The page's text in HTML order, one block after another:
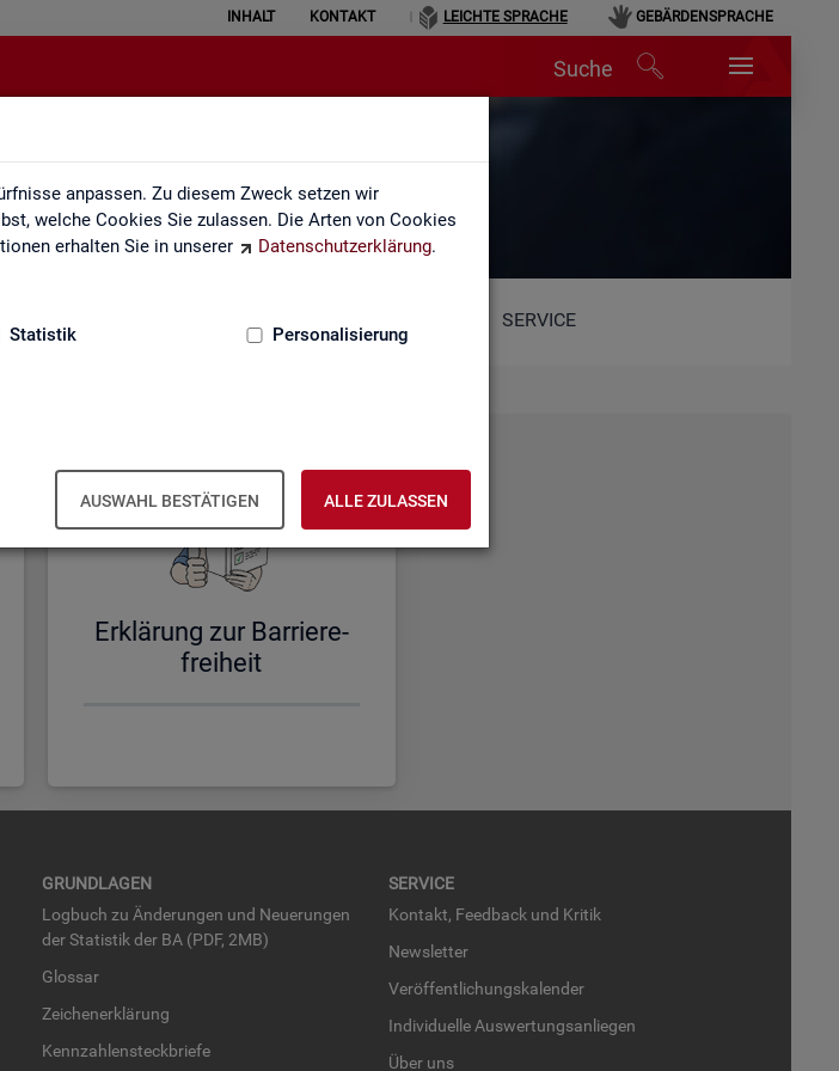
anpassen. Zu diesem Zweck setzen wir
welche Cookies Sie zulassen. Die Arten von Cookies
erhalten Sie in unserer
Datenschutzerklärung.
Statistik Personalisierung
AUSWAHL BESTÄTIGEN ALLE ZULASSEN
INHALT KONTAKT LEICHTE SPRACHE GEBÄRDENSPRACHE
Suche
Sprache
SERVICE
Er­klä­rung zur Bar­rie­re­
frei­heit
GRUND­LA­GEN
Log­buch zu Än­de­run­gen und Neue­run­gen
der Sta­tis­tik der BA (PDF, 2MB)
Glos­sar
Zei­chen­er­klä­rung
Kenn­zah­len­steck­brie­fe
SER­VICE
Kon­takt, Feed­back und Kri­tik
News­let­ter
Ver­öf­fent­li­chungs­ka­len­der
In­di­vi­du­el­le Aus­wer­tungs­an­lie­gen
Über uns